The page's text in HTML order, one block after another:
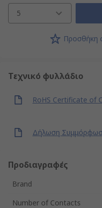
5
Προσθήκη
Τεχνικό φυλλάδιο
RoHS Certificate of
Δήλωση
Προδιαγραφές
Brand
Number of Contacts